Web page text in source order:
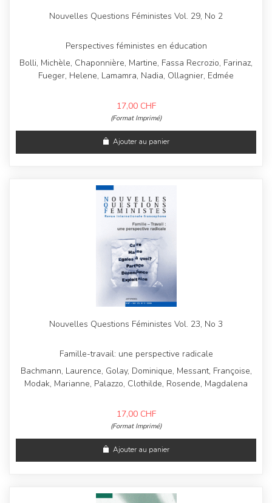
Nouvelles Questions Féministes Vol. 29, No 2
Perspectives féministes en éducation
Bolli, Michèle, Chaponnière, Martine, Fassa Recrozio, Farinaz,
Fueger, Helene, Lamamra, Nadia, Ollagnier, Edmée
17,00 CHF
(Format Imprimé)
Ajouter au panier
Nouvelles Questions Féministes Vol. 23, No 3
Famille-travail: une perspective radicale
Bachmann, Laurence, Golay, Dominique, Messant, Françoise,
Modak, Marianne, Palazzo, Clothilde, Rosende, Magdalena
17,00 CHF
(Format Imprimé)
Ajouter au panier